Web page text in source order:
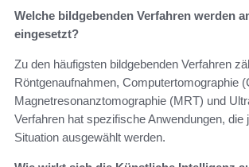
Welche bildgebenden Verfahren werden
eingesetzt?
Zu den häufigsten bildgebenden Verfahren
Röntgenaufnahmen, Computertomographie
Magnetresonanztomographie (MRT) und
Verfahren hat spezifische Anwendungen, die
Situation ausgewählt werden.